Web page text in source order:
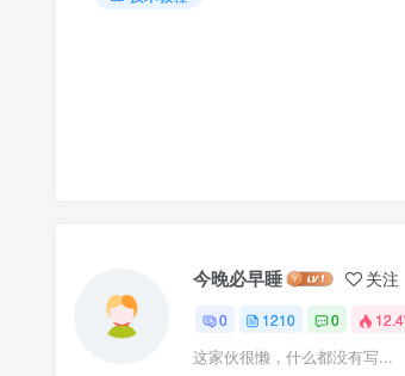
今晚必早睡 关注
0 1210 0
这家伙很懒，什么都没有写...